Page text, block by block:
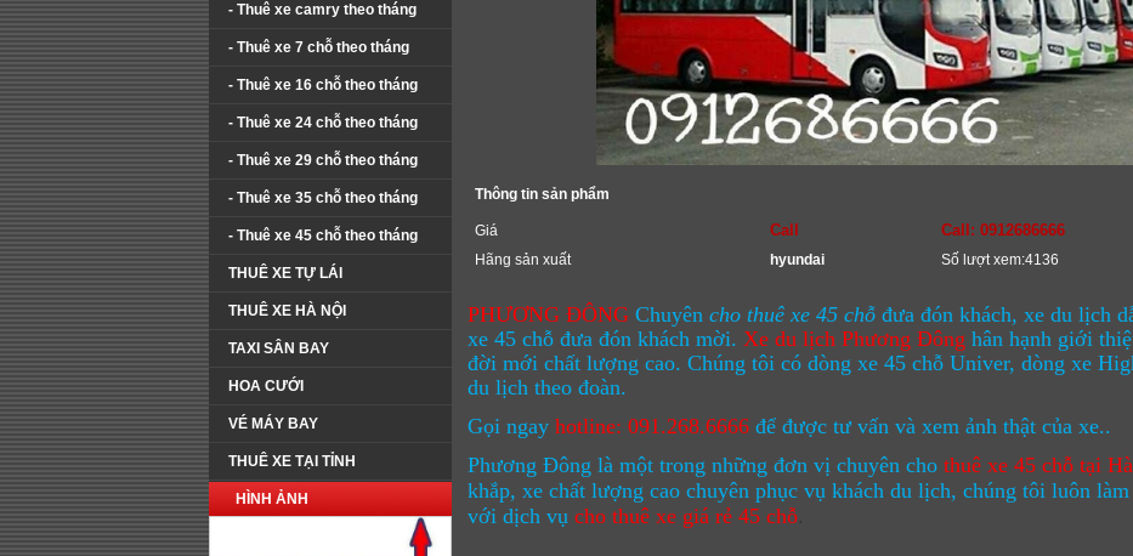
- Thuê xe camry theo tháng
- Thuê xe 7 chỗ theo tháng
- Thuê xe 16 chỗ theo tháng
- Thuê xe 24 chỗ theo tháng
- Thuê xe 29 chỗ theo tháng
- Thuê xe 35 chỗ theo tháng
- Thuê xe 45 chỗ theo tháng
THUÊ XE TỰ LÁI
THUÊ XE HÀ NỘI
TAXI SÂN BAY
HOA CƯỚI
VÉ MÁY BAY
THUÊ XE TẠI TỈNH
HÌNH ẢNH
Thông tin sản phẩm
Giá Call Call: 0912686666
Hãng sản xuất hyundai Số lượt xem:4136
PHƯƠNG ĐÔNG Chuyên cho thuê xe 45 chỗ đưa đón khách, xe du lịch
xe 45 chỗ đưa đón khách mời. Xe du lịch Phương Đông hân hạnh giới
đời mới chất lượng cao. Chúng tôi có dòng xe 45 chỗ Univer, dòng xe
du lịch theo đoàn.
Gọi ngay hotline: 091.268.6666 để được tư vấn và xem ảnh thật của xe..
Phương Đông là một trong những đơn vị chuyên cho thuê xe 45 chỗ tại
khắp, xe chất lượng cao chuyên phục vụ khách du lịch, chúng tôi luôn
với dịch vụ cho thuê xe giá rẻ 45 chỗ